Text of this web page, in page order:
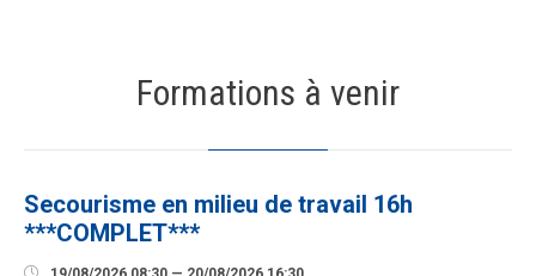
Formations à venir
Secourisme en milieu de travail 16h
***COMPLET***
